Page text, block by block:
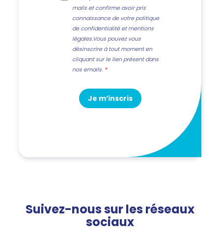
mails et confirme avoir pris
connaissance de votre politique
de confidentialité et mentions
légales.Vous pouvez vous
désinscrire à tout moment en
cliquant sur le lien présent dans
nos emails.
Je m’inscris
Suivez-nous sur les réseaux
sociaux